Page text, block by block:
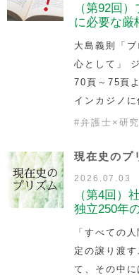
（第92回
に必要な厳
大島義則「
心として」
70頁～75頁
インカジノ
#弁護士×研
現在史のプ
2026.07.03
（第4回）
独立250年
「すべての
定の譲り渡
て、その中